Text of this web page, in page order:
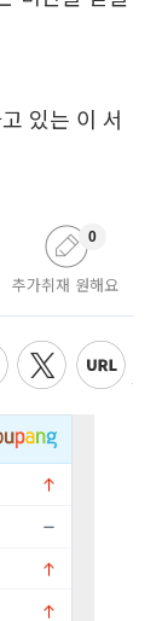
있는 이 서
추가취재 원해요
0